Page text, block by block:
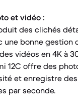
et vidéo :
des clichés
une bonne gestion
vidéos en 4K à
12C offre des
et enregistre
par seconde.